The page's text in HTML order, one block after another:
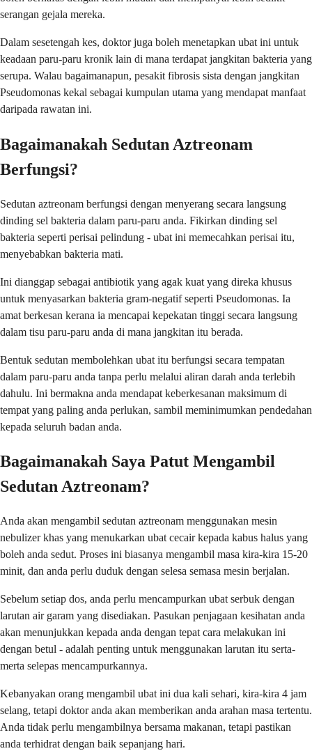
serangan gejala mereka.
Dalam sesetengah kes, doktor juga boleh menetapkan ubat ini untuk
keadaan paru-paru kronik lain di mana terdapat jangkitan bakteria yang
serupa. Walau bagaimanapun, pesakit fibrosis sista dengan jangkitan
Pseudomonas kekal sebagai kumpulan utama yang mendapat manfaat
daripada rawatan ini.
Bagaimanakah Sedutan Aztreonam
Berfungsi?
Sedutan aztreonam berfungsi dengan menyerang secara langsung
dinding sel bakteria dalam paru-paru anda. Fikirkan dinding sel
bakteria seperti perisai pelindung - ubat ini memecahkan perisai itu,
menyebabkan bakteria mati.
Ini dianggap sebagai antibiotik yang agak kuat yang direka khusus
untuk menyasarkan bakteria gram-negatif seperti Pseudomonas. Ia
amat berkesan kerana ia mencapai kepekatan tinggi secara langsung
dalam tisu paru-paru anda di mana jangkitan itu berada.
Bentuk sedutan membolehkan ubat itu berfungsi secara tempatan
dalam paru-paru anda tanpa perlu melalui aliran darah anda terlebih
dahulu. Ini bermakna anda mendapat keberkesanan maksimum di
tempat yang paling anda perlukan, sambil meminimumkan pendedahan
kepada seluruh badan anda.
Bagaimanakah Saya Patut Mengambil
Sedutan Aztreonam?
Anda akan mengambil sedutan aztreonam menggunakan mesin
nebulizer khas yang menukarkan ubat cecair kepada kabus halus yang
boleh anda sedut. Proses ini biasanya mengambil masa kira-kira 15-20
minit, dan anda perlu duduk dengan selesa semasa mesin berjalan.
Sebelum setiap dos, anda perlu mencampurkan ubat serbuk dengan
larutan air garam yang disediakan. Pasukan penjagaan kesihatan anda
akan menunjukkan kepada anda dengan tepat cara melakukan ini
dengan betul - adalah penting untuk menggunakan larutan itu serta-
merta selepas mencampurkannya.
Kebanyakan orang mengambil ubat ini dua kali sehari, kira-kira 4 jam
selang, tetapi doktor anda akan memberikan anda arahan masa tertentu.
Anda tidak perlu mengambilnya bersama makanan, tetapi pastikan
anda terhidrat dengan baik sepanjang hari.